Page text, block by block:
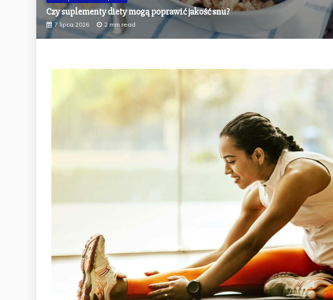
Najlepsze suplementy na poprawę koncentracji i skupienia
7 czerwca 2026 2 min read